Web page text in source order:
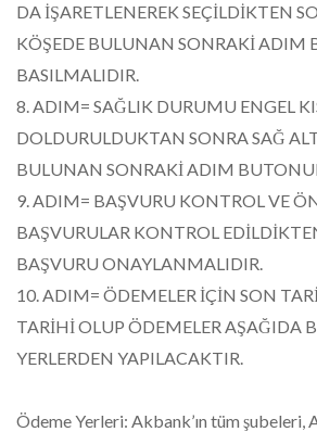
DA İŞARETLENEREK SEÇİLDİKTEN
KÖŞEDE BULUNAN SONRAKİ ADIM
BASILMALIDIR.
8. ADIM= SAĞLIK DURUMU ENGEL
DOLDURULDUKTAN SONRA SAĞ
BULUNAN SONRAKİ ADIM
9. ADIM= BAŞVURU KONTROL VE
BAŞVURULAR KONTROL
BAŞVURU ONAYLANMALIDIR.
10. ADIM= ÖDEMELER İÇİN SON
TARİHİ OLUP ÖDEMELER AŞAĞIDA
YERLERDEN YAPILACAKTIR.
Ödeme Yerleri: Akbank’ın tüm şubeleri,